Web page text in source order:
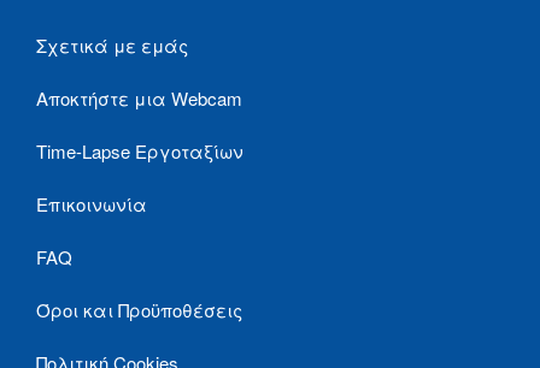
Σχετικά με εμάς
Αποκτήστε μια Webcam
Time-Lapse Εργοταξίων
Επικοινωνία
FAQ
Όροι και Προϋποθέσεις
Πολιτική Cookies